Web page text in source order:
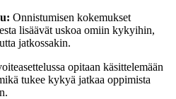
Onnistumisen kokemukset
lisäävät uskoa omiin kykyihin,
jatkossakin.
opitaan käsittelemään
tukee kykyä jatkaa oppimista